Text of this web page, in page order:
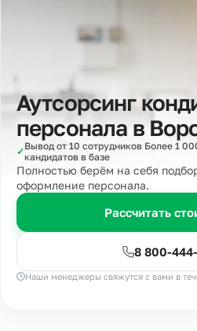
Аутсорсинг
персонала в
✓Вывод от 10 сотрудников Более 1
кандидатов в базе
Полностью берём на себя
оформление персонала.
Рассчитать
8 800-
Наши менеджеры свяжутся с вами в